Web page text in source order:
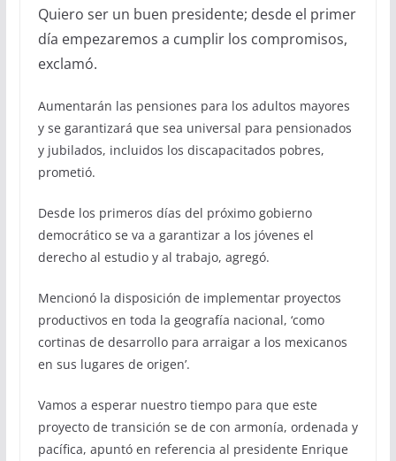
Quiero ser un buen presidente; desde el primer
día empezaremos a cumplir los compromisos,
exclamó.
Aumentarán las pensiones para los adultos mayores
y se garantizará que sea universal para pensionados
y jubilados, incluidos los discapacitados pobres,
prometió.
Desde los primeros días del próximo gobierno
democrático se va a garantizar a los jóvenes el
derecho al estudio y al trabajo, agregó.
Mencionó la disposición de implementar proyectos
productivos en toda la geografía nacional, ‘como
cortinas de desarrollo para arraigar a los mexicanos
en sus lugares de origen’.
Vamos a esperar nuestro tiempo para que este
proyecto de transición se de con armonía, ordenada y
pacífica, apuntó en referencia al presidente Enrique